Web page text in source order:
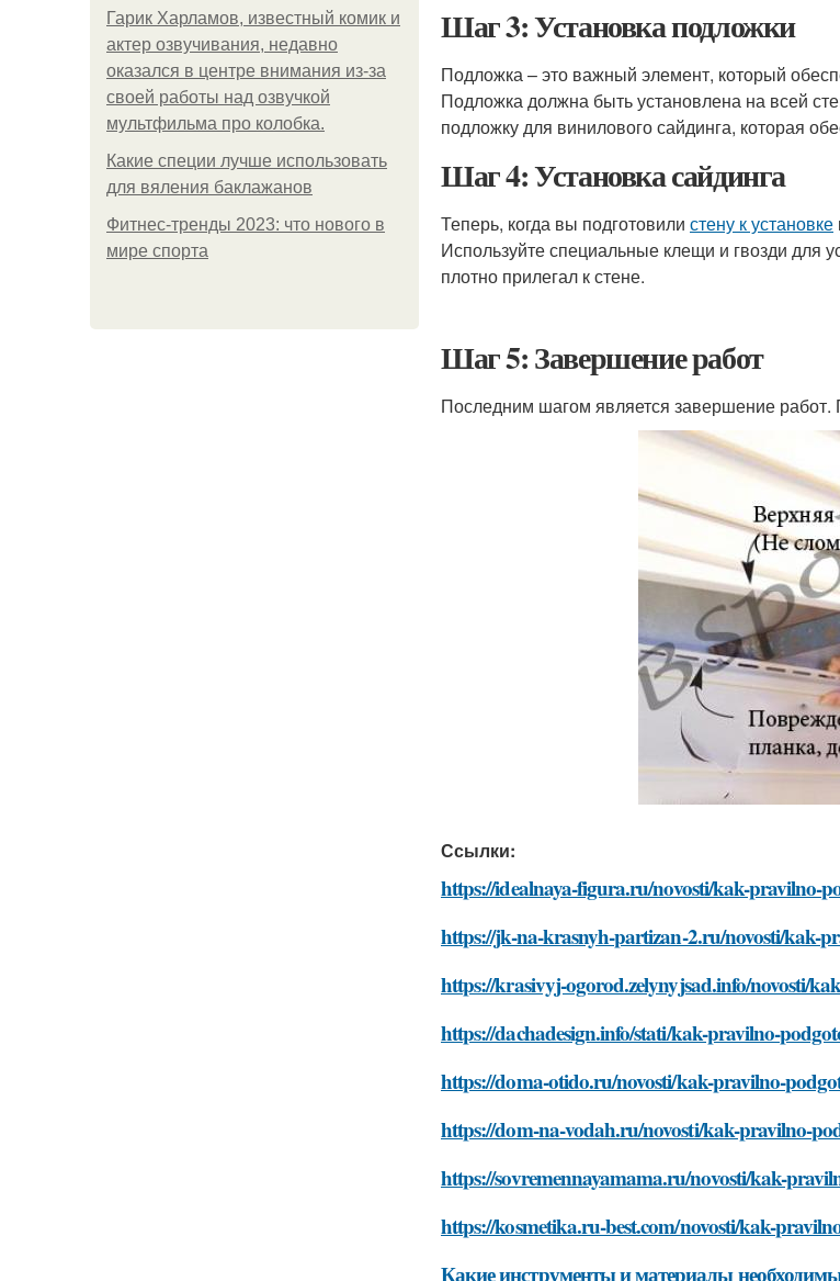
Гарик Харламов, известный комик и
актер озвучивания, недавно
оказался в центре внимания из-за
своей работы над озвучкой
мультфильма про колобка.
Какие специи лучше использовать
для вяления баклажанов
Фитнес-тренды 2023: что нового в
мире спорта
Шаг 3: Установка подложки
Подложка – это важный элемент, который
Подложка должна быть установлена на всей
подложку для винилового сайдинга, которая
Шаг 4: Установка сайдинга
Теперь, когда вы подготовили стену к установке
Используйте специальные клещи и гвозди для
плотно прилегал к стене.
Шаг 5: Завершение работ
Последним шагом является завершение работ.
Ссылки:
https://idealnaya-figura.ru/novosti/kak-pravilno-
https://jk-na-krasnyh-partizan-2.ru/novosti/kak-
https://krasivyj-ogorod.zelynyjsad.info/novosti/
https://dachadesign.info/stati/kak-pravilno-
https://doma-otido.ru/novosti/kak-pravilno-
https://dom-na-vodah.ru/novosti/kak-pravilno-
https://sovremennayamama.ru/novosti/kak-
https://kosmetika.ru-best.com/novosti/kak-
Какие инструменты и материалы